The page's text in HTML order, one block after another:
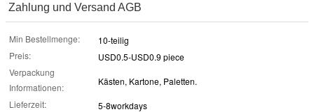
Zahlung und Versand AGB
Min Bestellmenge:
10-teilig
Preis:
USD0.5-USD0.9 piece
Verpackung
Informationen:
Kästen, Kartone, Paletten.
Lieferzeit:
5-8workdays